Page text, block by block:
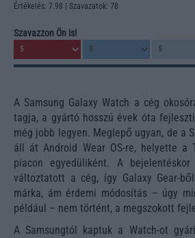
Értékelés: 7.98 | Szavazatok: 78
Szavazzon Ön is!
A Samsung Galaxy Watch a cég
tagja, a gyártó hosszú évek óta
még jobb legyen. Meglepő ugyan, de a
áll át Android Wear OS-re, helyette a
piacon egyedüliként. A
változtatott a cég, így Galaxy Gear-
márka, ám érdemi módosítás – úgy
például – nem történt, a megszokott
A Samsungtól kaptuk a Watch-ot